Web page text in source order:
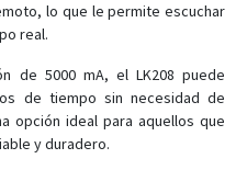
lo que le permite escuchar
real.
de 5000 mA, el LK208 puede
de tiempo sin necesidad de
opción ideal para aquellos que
y duradero.